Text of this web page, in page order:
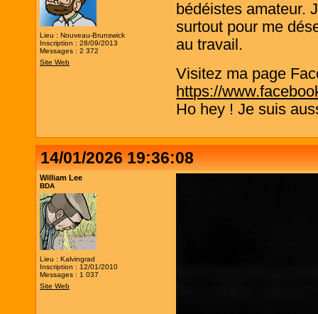
Lieu : Nouveau-Brunswick
Inscription : 28/09/2013
Messages : 2 372
Site Web
bédéistes amateur.
surtout pour me
au travail.
Visitez ma page
https://
Ho hey ! Je suis
14/01/2026 19:36:08
William Lee
BDA
Lieu : Kalvingrad
Inscription : 12/01/2010
Messages : 1 037
Site Web